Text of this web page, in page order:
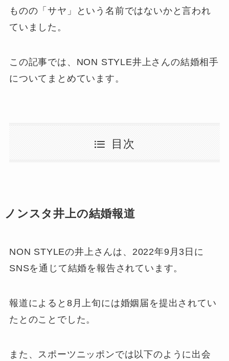
ものの「サヤ」という名前ではないかと言われ
ていました。
この記事では、NON STYLE井上さんの結婚相手
についてまとめています。
目次
ノンスタ井上の結婚報道
NON STYLEの井上さんは、2022年9月3日に
SNSを通じて結婚を報告されています。
報道によると8月上旬には婚姻届を提出されてい
たとのことでした。
また、スポーツニッポンでは以下のように出会